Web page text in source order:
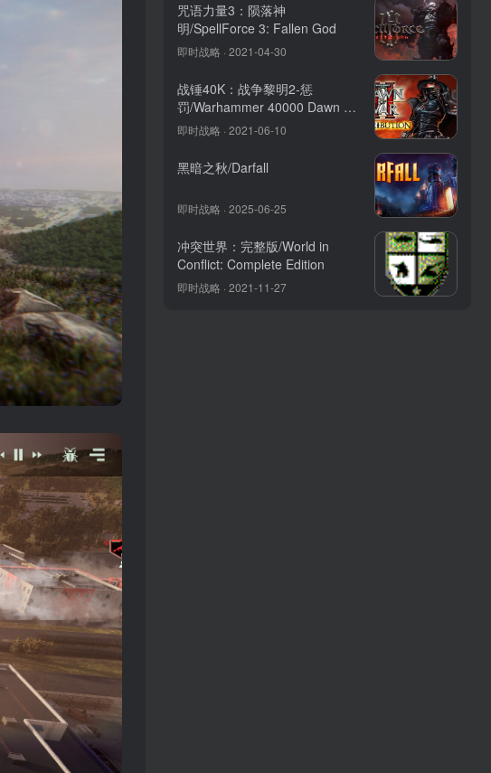
咒语力量3：陨落神
明/SpellForce 3: Fallen God
即时战略 · 2021-04-30
战锤40K：战争黎明2-惩
罚/Warhammer 40000 Dawn of
War II Retribution
即时战略 · 2021-06-10
黑暗之秋/Darfall
即时战略 · 2025-06-25
冲突世界：完整版/World in
Conflict: Complete Edition
即时战略 · 2021-11-27